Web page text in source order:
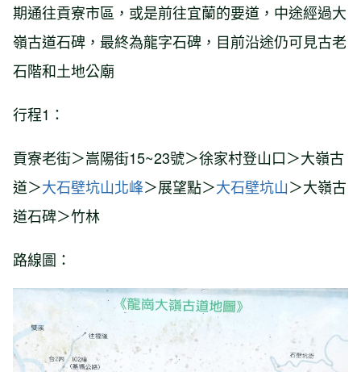
期通往貢寮市區，或是前往宜蘭的要道， 中途經過大
嶺古道石碑，最終為龍字石碑， 目前沿途仍可見古老
石階和土地公廟
行程1：
貢寮老街＞嵩陽街15~23號＞徐家村登山口＞大嶺古
道＞大石壁坑山北峰＞展望點＞大石壁坑山＞大嶺古
道石碑＞竹林
路線圖：